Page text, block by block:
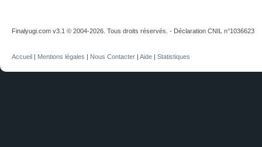
Finalyugi.com v3.1 © 2004-2026. Tous droits réservés. - Déclaration CNIL n°1036623
Accueil | Mentions légales | Nous Contacter | Aide | Statistiques